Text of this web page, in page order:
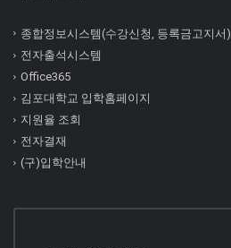
종합정보시스템(수강신청, 등록금고지서)
전자출석시스템
Office365
김포대학교 입학홈페이지
지원율 조회
전자결재
(구)입학안내